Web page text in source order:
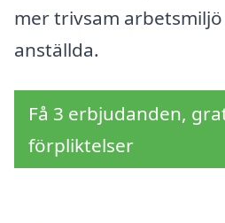
mer trivsam
anställda.
Få 3 erbjudanden,
förpliktelser